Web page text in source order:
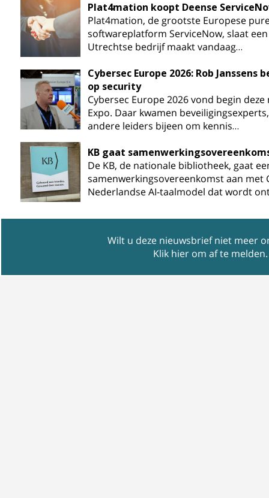
Plat4mation koopt Deense
Plat4mation, de grootste Europese
softwareplatform ServiceNow, slaat
Utrechtse bedrijf maakt vandaag…
Cybersec Europe 2026: Rob
op security
Cybersec Europe 2026 vond begin
Expo. Daar kwamen
andere leiders bijeen om kennis…
KB gaat
De KB, de nationale bibliotheek, gaat
samenwerkingsovereenkomst aan met
Nederlandse AI-taalmodel dat wordt
Wilt u deze nieuwsbrief niet meer
Klik hier om af te melden.